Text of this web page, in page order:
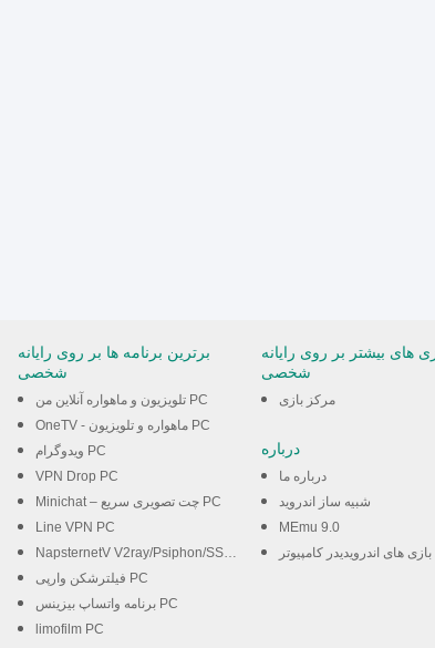
برترین برنامه ها بر روی رایانه
شخصی
تلویزیون و ماهواره آنلاین من PC
OneTV - ماهواره و تلویزیون PC
ویدوگرام PC
VPN Drop PC
Minichat – چت تصویری سریع PC
Line VPN PC
NapsternetV V2ray/Psiphon/SSH PC
فیلترشکن وارپی PC
برنامه واتساپ بیزینس PC
limofilm PC
های بیشتر بر روی رایانه
شخصی
مرکز بازی
درباره
درباره ما
شبیه ساز اندروید
MEmu 9.0
های اندرویدیدر کامپیوتر